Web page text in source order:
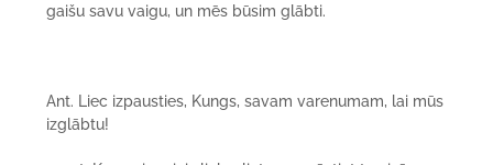
gaišu savu vaigu, un mēs būsim glābti.
Ant. Liec izpausties, Kungs, savam varenumam, lai mūs
izglābtu!